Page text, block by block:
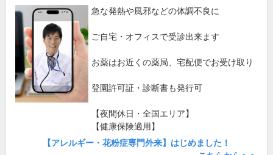
急な発熱や風邪などの体調不良に
ご自宅・オフィスで受診出来ます
お薬はお近くの薬局、宅配便でお受け取り
登園許可証・診断書も発行可
【夜間休日・全国エリア】
【健康保険適用】
【アレルギー・花粉症専門外来】はじめました！